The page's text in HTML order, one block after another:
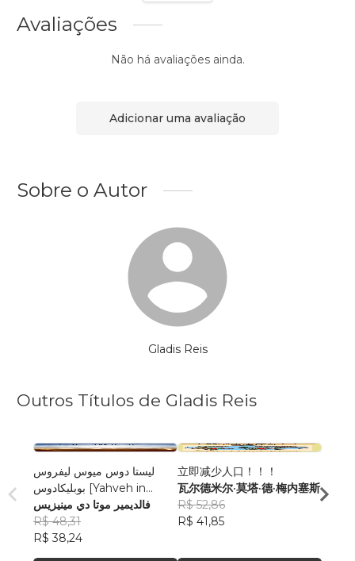
Avaliações
Não há avaliações ainda.
Adicionar uma avaliação
Sobre o Autor
Gladis Reis
Outros Títulos de Gladis Reis
ليستا دوس ميوس ليفروس
بوبليكادوس [Yahveh in
arabic]
فالديمير موتا دي مينيزيس
R$ 48,31
R$ 38,24
立即减少人口！！！
瓦尔德米尔·莫塔·德·梅内塞斯
R$ 52,86
R$ 41,85